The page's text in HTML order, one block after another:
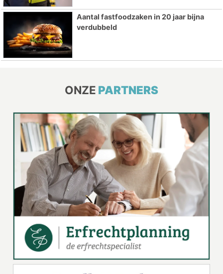
Aantal fastfoodzaken in 20 jaar bijna
verdubbeld
ONZE PARTNERS